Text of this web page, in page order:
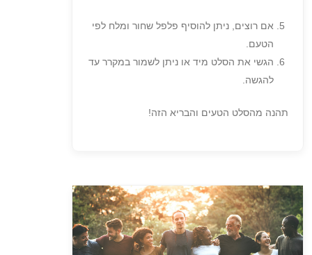
אם רוצים, ניתן להוסיף פלפל שחור ומלח לפי
הטעם.
הגשי את הסלט מיד או ניתן לשמור במקרר עד
להגשה.
תהנה מהסלט הטעים והבריא הזה!